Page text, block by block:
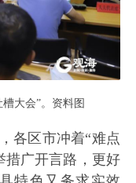
大会”。资料图
各区市冲着“难点
措广开言路，更好